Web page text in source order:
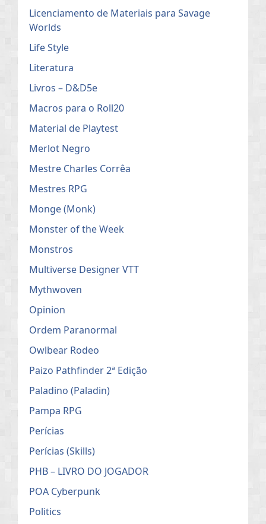
Licenciamento de Materiais para Savage
Worlds
Life Style
Literatura
Livros – D&D5e
Macros para o Roll20
Material de Playtest
Merlot Negro
Mestre Charles Corrêa
Mestres RPG
Monge (Monk)
Monster of the Week
Monstros
Multiverse Designer VTT
Mythwoven
Opinion
Ordem Paranormal
Owlbear Rodeo
Paizo Pathfinder 2ª Edição
Paladino (Paladin)
Pampa RPG
Perícias
Perícias (Skills)
PHB – LIVRO DO JOGADOR
POA Cyberpunk
Politics